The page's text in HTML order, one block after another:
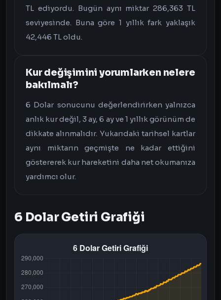
TL ediyordu. Bugün aynı miktar 286,363 TL
seviyesinde. Buna göre 1 yıllık fark yaklaşık
42,446 TL oldu.
Kur değişimini yorumlarken nelere
bakılmalı?
6 Dolar sonucunu değerlendirirken yalnızca
anlık kur değil, 3 ay, 6 ay ve 1 yıllık görünüm de
dikkate alınmalıdır. Yukarıdaki tarihsel kartlar
aynı miktarın geçmişte ne kadar ettiğini
göstererek kur hareketini daha net okumanıza
yardımcı olur.
6 Dolar Getiri Grafiği